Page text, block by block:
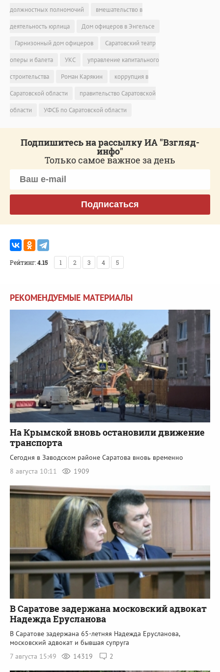
должностных полномочий
вмешательство в
деятельность юрлица
Дом офицеров в Энгельсе
Гарнизонный дом офицеров
Саратовский театр
оперы и балета
УКС
управление капитального
строительства
Роман Карякин
коррупция в
Саратовской области
правительство Саратовской
области
УФСБ по Саратовской области
Подпишитесь на рассылку ИА "Взгляд-
инфо"
Только самое важное за день
Подписаться
Рейтинг:4.15 1 2 3 4 5
РЕКОМЕНДУЕМЫЕ МАТЕРИАЛЫ
На Крымской вновь остановили движение
транспорта
Сегодня в Заводском районе Саратова вновь временно
8 августа 10:11
1909
В Саратове задержана московский адвокат
Надежда Ерусланова
В Саратове задержана 65-летняя Надежда Ерусланова,
московский адвокат и бывшая супруга
7 августа 15:49
14319 2